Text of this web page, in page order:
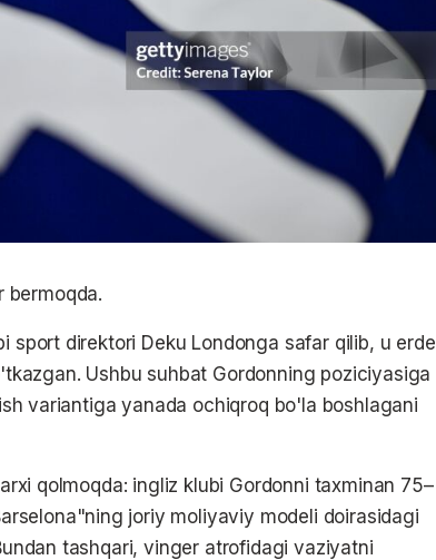
bermoqda.
sport direktori Deku Londonga safar qilib, u erde
Ushbu suhbat Gordonning poziciyasiga
variantiga yanada ochiqroq bo'la boshlagani
qolmoqda: ingliz klubi Gordonni taxminan 75–
joriy moliyaviy modeli doirasidagi
tashqari, vinger atrofidagi vaziyatni